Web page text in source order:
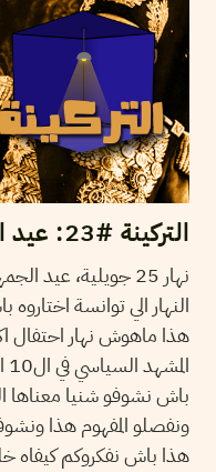
التركينة #23: عيد الجمهورية
نهار 25 جويلية،
النهار الي توانسة
هذا ماهوش نهار احتفال
باش نشوفو شنيا
ونفصلو المفهوم هذا
هذا باش نفكروكم كيفاه